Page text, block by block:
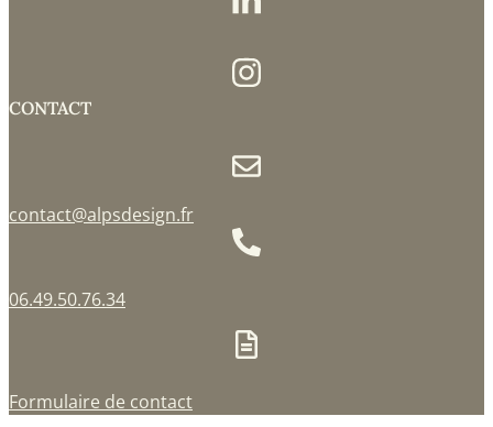
CONTACT
contact@alpsdesign.fr
06.49.50.76.34
Formulaire de contact